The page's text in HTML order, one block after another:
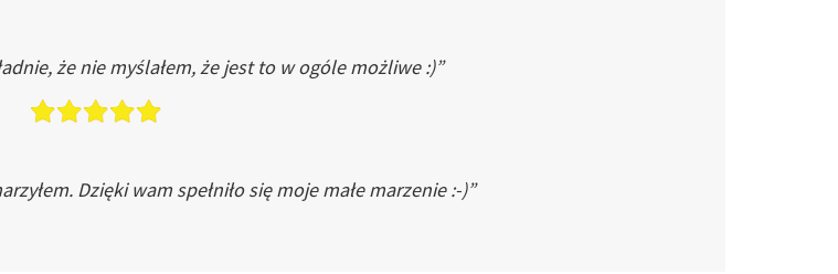
że nie myślałem, że jest to w ogóle możliwe :)”
Dzięki wam spełniło się moje małe marzenie :-)”